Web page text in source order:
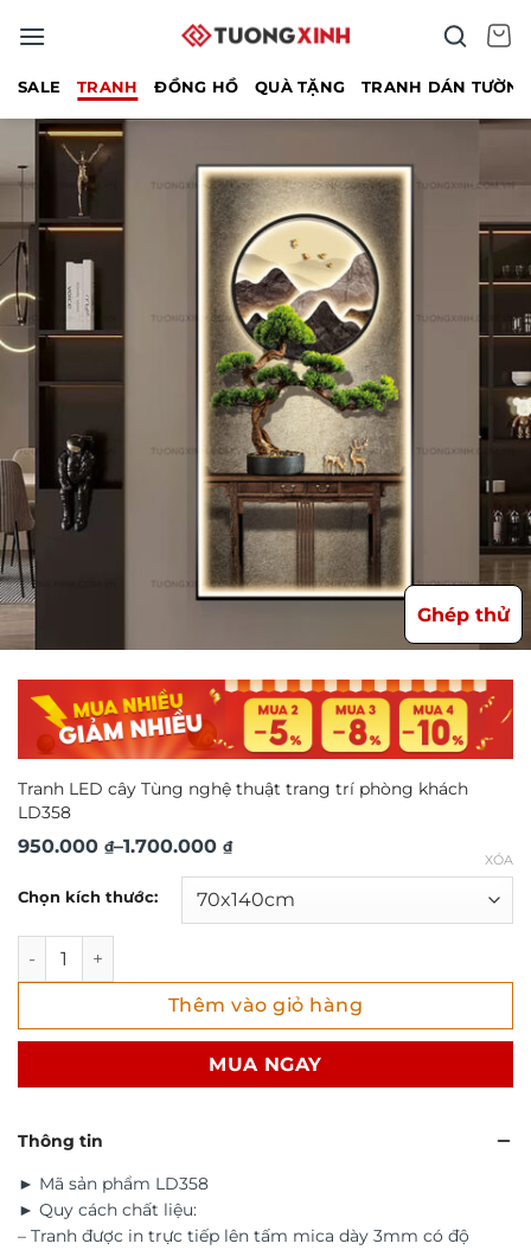
qua
SALE TRANH ĐỒNG HỒ QUÀ TẶNG TRANH DÁN
Ghép thử
Tranh LED cây Tùng nghệ thuật trang trí phòng khách
LD358
950.000 ₫–1.700.000 ₫
Khoảng
950.000 ₫
đến
1.700.000 ₫
Chọn kích thước:
XÓA
Tranh LED cây Tùng nghệ thuật trang trí phòng khách
Thêm vào giỏ hàng
MUA NGAY
Thông tin
► Mã sản phẩm LD358
► Quy cách chất liệu:
– Tranh được in trực tiếp lên tấm mica dày 3mm có độ